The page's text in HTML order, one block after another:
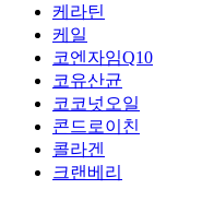
케라틴
케일
코엔자임Q10
코유산균
코코넛오일
콘드로이친
콜라겐
크랜베리